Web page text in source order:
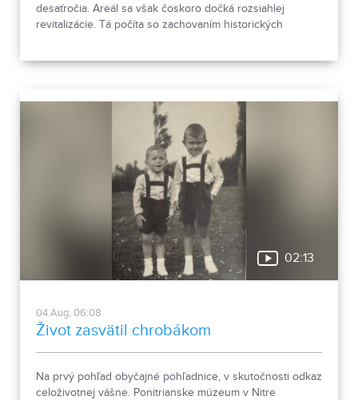
desaťročia. Areál sa však čoskoro dočká rozsiahlej
revitalizácie. Tá počíta so zachovaním historických
02:13
04.Aug, 06:08
Život zasvätil chrobákom
Na prvý pohľad obyčajné pohľadnice, v skutočnosti odkaz
celoživotnej vášne. Ponitrianske múzeum v Nitre